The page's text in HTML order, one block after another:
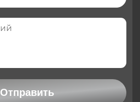
Отправить